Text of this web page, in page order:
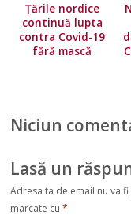
Țările nordice
continuă lupta
contra Covid-19
fără mască
Niciun
Lasă un
Adresa ta de email nu va
marcate cu*